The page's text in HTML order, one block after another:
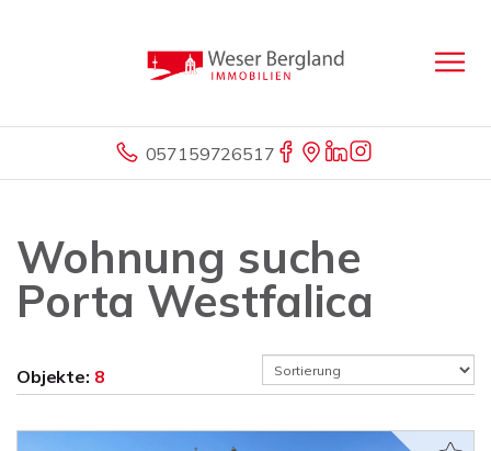
057159726517
Wohnung suche
Porta Westfalica
Objekte: 8